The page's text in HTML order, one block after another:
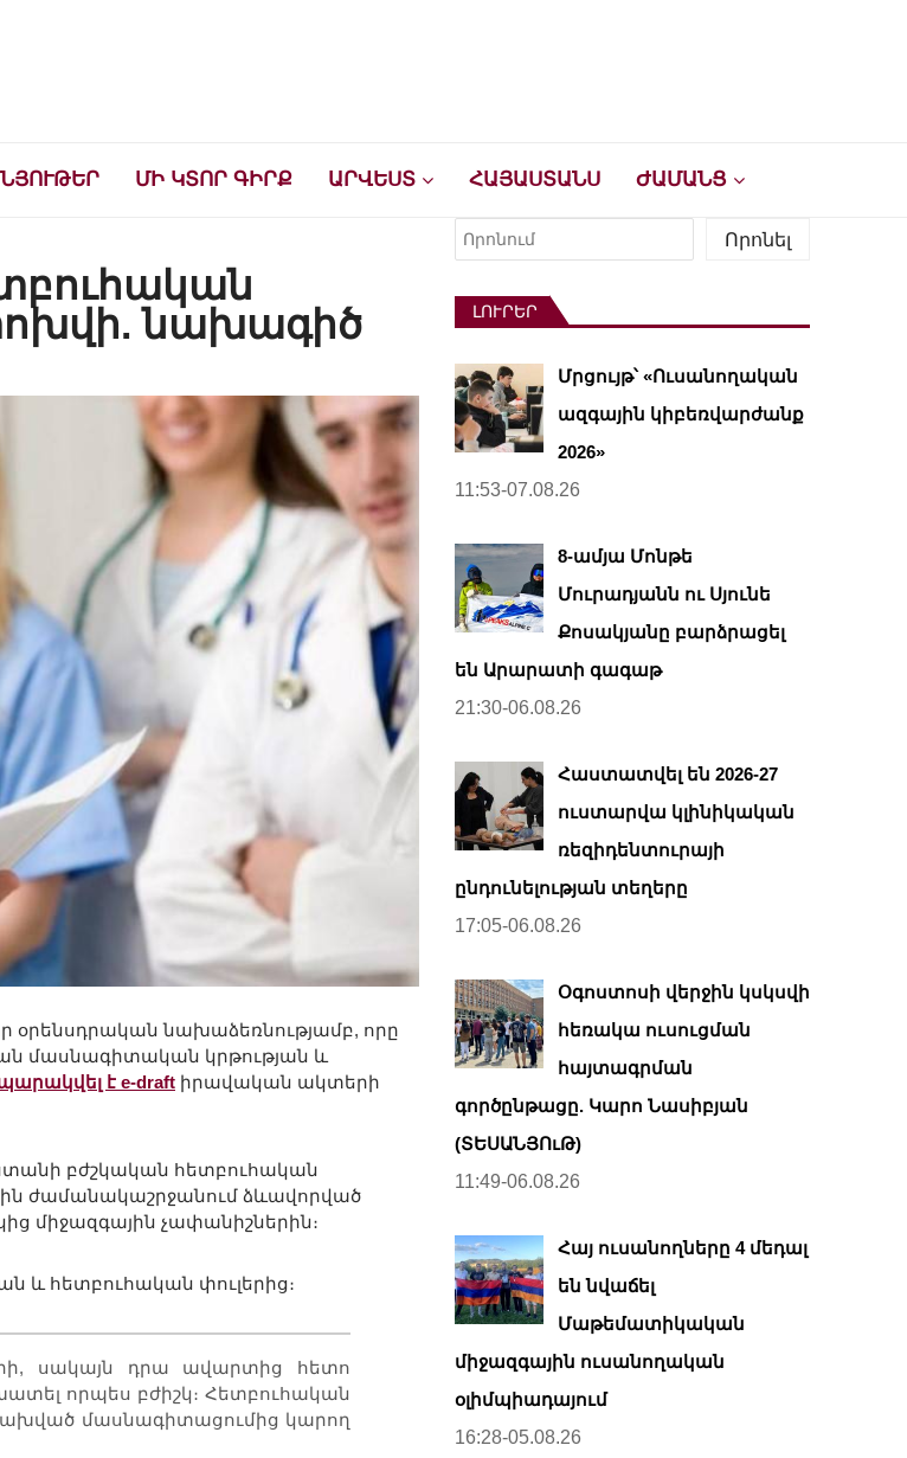
ՄԻ ԿՏՈՐ ԳԻՐՔ ԱՐՎԵՍՏ ՀԱՅԱՍՏԱՆՍ ԺԱՄԱՆՑ
նախագիծ
օրենսդրական նախաձեռնությամբ, որը
մասնագիտական կրթության և
է e-draft իրավական ակտերի
բժշկական հետբուհական
ժամանակաշրջանում ձևավորված
միջազգային չափանիշներին։
և հետբուհական փուլերից։
սակայն դրա ավարտից հետո
որպես բժիշկ։ Հետբուհական
մասնագիտացումից կարող
Որոնել
Որոնել
ԼՈՒՐԵՐ
Մրցույթ՝ «Ուսանողական
ազգային կիբեռվարժանք
2026»
11:53-07.08.26
8-ամյա Մոնթե
Մուրադյանն ու Սյունե
Քոսակյանը բարձրացել
են Արարատի գագաթ
21:30-06.08.26
Հաստատվել են 2026-27
ուստարվա կլինիկական
ռեզիդենտուրայի
ընդունելության տեղերը
17:05-06.08.26
Օգոստոսի վերջին կսկսվի
հեռակա ուսուցման
հայտագրման
գործընթացը. Կարո Նասիբյան
(ՏԵՍԱՆՅՈւԹ)
11:49-06.08.26
Հայ ուսանողները 4 մեդալ
են նվաճել
Մաթեմատիկական
միջազգային ուսանողական
օլիմպիադայում
16:28-05.08.26